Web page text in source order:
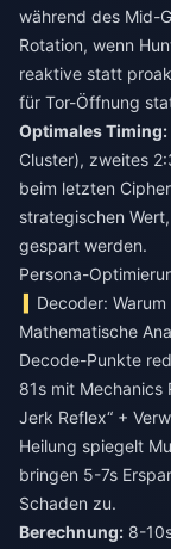
während des Mid-
Rotation, wenn
reaktive statt
für Tor-Öffnung
Optimales Timing:
Cluster), zweites
beim letzten
strategischen
gespart werden.
Persona-
Decoder:
Mathematische
Decode-Punkte
81s mit Mechanics
Jerk Reflex“ +
Heilung spiegelt
bringen 5-7s
Schaden zu.
Berechnung: 8-